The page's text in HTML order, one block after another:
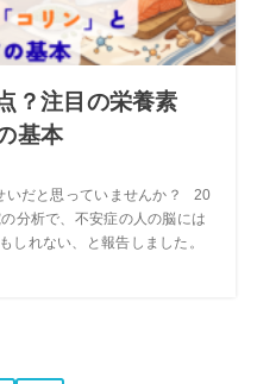
？注目の栄養素
基本
いだと思っていませんか？ 20
分析で、不安症の人の脳には
しれない、と報告しました。